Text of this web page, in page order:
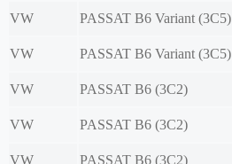
VW
PASSAT B6 Variant (3C5)
VW
PASSAT B6 Variant (3C5)
VW
PASSAT B6 (3C2)
VW
PASSAT B6 (3C2)
VW
PASSAT B6 (3C2)